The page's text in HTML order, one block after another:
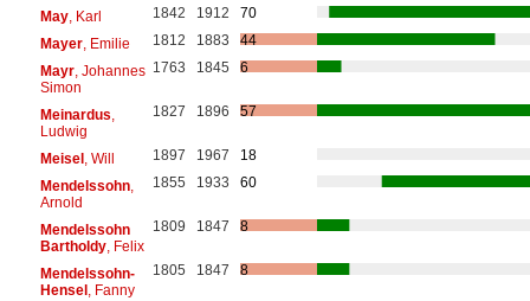
May, Karl 1842 1912
70
Mayer, Emilie 1812 1883
44
Mayr, Johannes
Simon
1763 1845 6
Meinardus,
Ludwig
1827 1896 57
Meisel , Will 1897 1967
18
Mendelssohn,
Arnold
1855 1933 60
Mendelssohn
Bartholdy, Felix
1809 1847 8
Mendelssohn-
Hensel , Fanny
1805 1847 8